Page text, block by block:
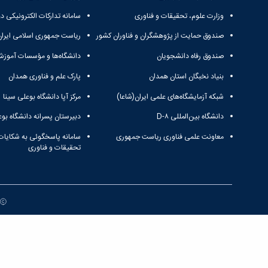
وزارت علوم، تحقیقات و فناوری
صندوق حمایت از پژوهشگران و فناوران کشور
صندوق رفاه دانشجویان
بنیاد نخبگان استان همدان
شبکه آزمایشگاه‌های علمی ایران(شاعا)
دانشگاه بین‌المللی D-۸
معاونت علمی فناوری ریاست جمهوری
سامانه تدارکات الکترونیکی
ریاست جمهوری اسلامی
دانشگاه‌ها و مؤسسات
پارک علم و فناوری همدان
مرکز آپا دانشگاه بوعلی سینا
دبیرستان پسرانه دانشگاه
سامانه پاسخگوئی به
تحقیقات و فناوری